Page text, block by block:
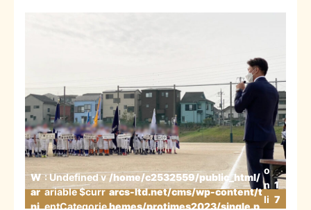
W
ar
ni
: Undefined v
ariable $curr
entCategorie
/home/c2532559/public_html/
arcs-ltd.net/cms/wp-content/t
hemes/protimes2023/single.p
o
n
li
1
7